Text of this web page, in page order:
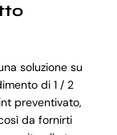
soluzione su
di 1 / 2
preventivato,
da fornirti